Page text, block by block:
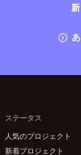
ステータス
人気のプロジェクト
新着プロジェクト